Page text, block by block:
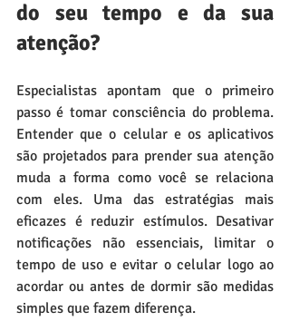
do seu tempo e da sua
atenção?
Especialistas apontam que o primeiro
passo é tomar consciência do problema.
Entender que o celular e os aplicativos
são projetados para prender sua atenção
muda a forma como você se relaciona
com eles. Uma das estratégias mais
eficazes é reduzir estímulos. Desativar
notificações não essenciais, limitar o
tempo de uso e evitar o celular logo ao
acordar ou antes de dormir são medidas
simples que fazem diferença.